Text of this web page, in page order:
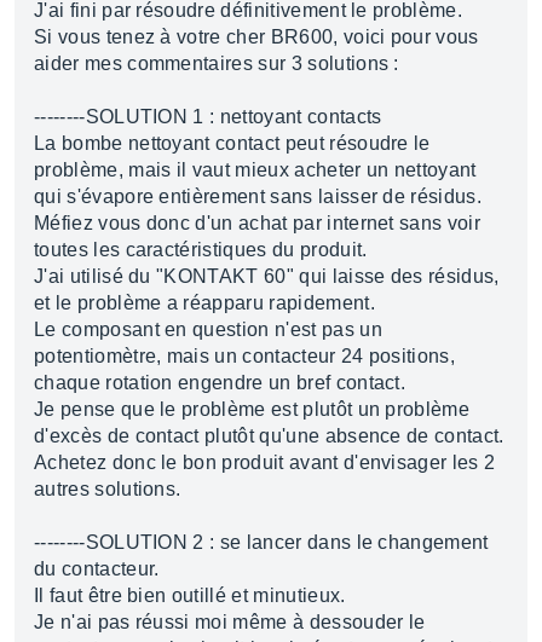
J'ai fini par résoudre définitivement le problème.
Si vous tenez à votre cher BR600, voici pour vous
aider mes commentaires sur 3 solutions :
--------SOLUTION 1 : nettoyant contacts
La bombe nettoyant contact peut résoudre le
problème, mais il vaut mieux acheter un nettoyant
qui s'évapore entièrement sans laisser de résidus.
Méfiez vous donc d'un achat par internet sans voir
toutes les caractéristiques du produit.
J'ai utilisé du "KONTAKT 60" qui laisse des résidus,
et le problème a réapparu rapidement.
Le composant en question n'est pas un
potentiomètre, mais un contacteur 24 positions,
chaque rotation engendre un bref contact.
Je pense que le problème est plutôt un problème
d'excès de contact plutôt qu'une absence de contact.
Achetez donc le bon produit avant d'envisager les 2
autres solutions.
--------SOLUTION 2 : se lancer dans le changement
du contacteur.
Il faut être bien outillé et minutieux.
Je n'ai pas réussi moi même à dessouder le